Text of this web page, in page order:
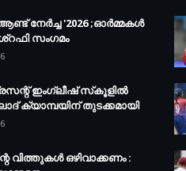
നേർച്ച '2026 ;ഓർമ്മകൾ
സംഗമം
ഇംഗ്ലീഷ് സ്‌കൂളില്‍
ക്യാമ്പയിന് തുടക്കമായി
വിത്തുകൾ ഒഴിവാക്കണം :